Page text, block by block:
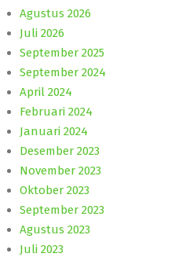
Agustus 2026
Juli 2026
September 2025
September 2024
April 2024
Februari 2024
Januari 2024
Desember 2023
November 2023
Oktober 2023
September 2023
Agustus 2023
Juli 2023